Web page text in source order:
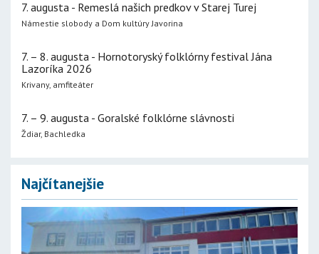
7. augusta - Remeslá našich predkov v Starej Turej
Námestie slobody a Dom kultúry Javorina
7. – 8. augusta - Hornotoryský folklórny festival Jána
Lazoríka 2026
Krivany, amfiteáter
7. – 9. augusta - Goralské folklórne slávnosti
Ždiar, Bachledka
Najčítanejšie